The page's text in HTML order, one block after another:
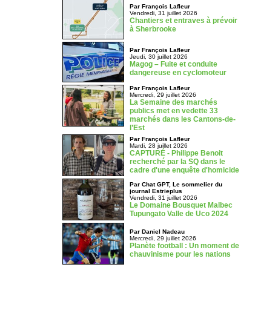
Par François Lafleur
Vendredi, 31 juillet 2026
Chantiers et entraves à prévoir
à Sherbrooke
Par François Lafleur
Jeudi, 30 juillet 2026
Magog – Fuite et conduite
dangereuse en cyclomoteur
Par François Lafleur
Mercredi, 29 juillet 2026
La Semaine des marchés
publics met en vedette 33
marchés dans les Cantons-de-
l’Est
Par François Lafleur
Mardi, 28 juillet 2026
CAPTURÉ - Philippe Benoit
recherché par la SQ dans le
cadre d'une enquête d'homicide
Par Chat GPT, Le sommelier du
journal Estrieplus
Vendredi, 31 juillet 2026
Le Domaine Bousquet Malbec
Tupungato Valle de Uco 2024
Par Daniel Nadeau
Mercredi, 29 juillet 2026
Planète football : Un moment de
chauvinisme pour les nations